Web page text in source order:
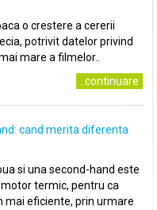
o crestere a cererii
potrivit datelor privind
mare a filmelor..
..continuare
cand merita diferenta
si una second-hand este
termic, pentru ca
mai eficiente, prin urmare